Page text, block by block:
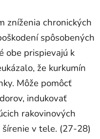
zníženia chronických
spôsobených
obe prispievajú k
že kurkumín
Môže pomôcť
indukovať
rakovinových
v tele. (27-28)